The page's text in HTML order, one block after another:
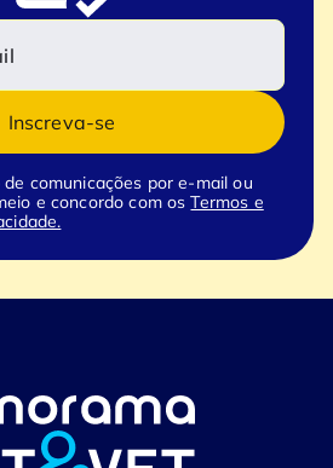
Inscreva-se
comunicações por e-mail ou
e concordo com osTermos e